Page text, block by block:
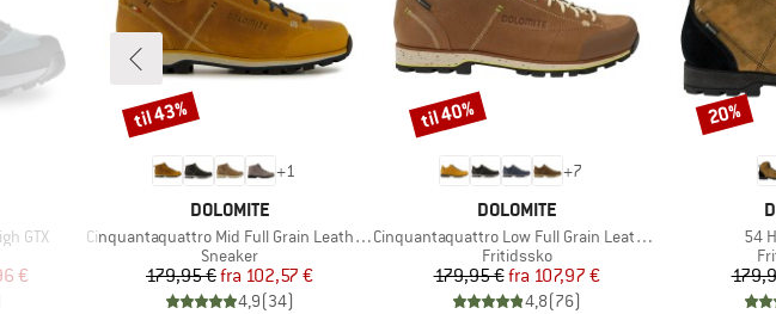
GTX
€
+1
MÆRKE
DOLOMITE
Artikel
Cinquantaquattro Mid Full Grain Leather Evo
Produktgruppe
Sneaker
Pris
179,95 € Nedsat pris
fra 102,57 €
4,9(34)
Rabat
til 43%
+7
MÆRKE
DOLOMITE
Artikel
Cinquantaquattro Low Full Grain Leather Evo GTX
Produktgruppe
Fritidssko
Pris
179,95 € Nedsat pris
fra 107,97 €
4,8(76)
Rabat
til 40%
54
Rabat
20%